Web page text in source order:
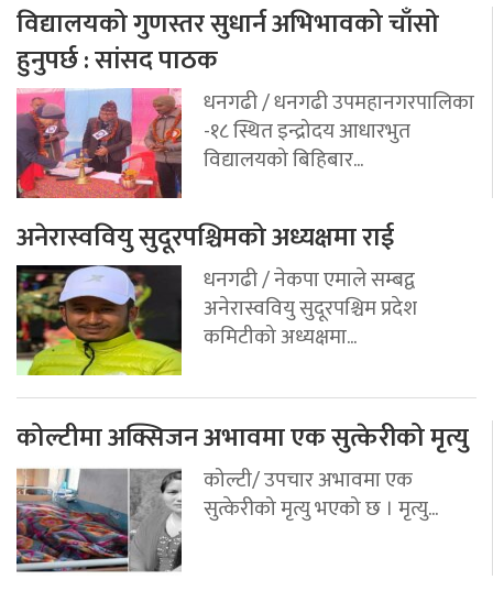
विद्यालयको गुणस्तर सुधार्न अभिभावको चाँसो
हुनुपर्छ : सांसद पाठक
धनगढी / धनगढी उपमहानगरपालिका
-१८ स्थित इन्द्रोदय आधारभुत
विद्यालयको बिहिबार...
अनेरास्ववियु सुदूरपश्चिमको अध्यक्षमा राई
धनगढी / नेकपा एमाले सम्बद्व
अनेरास्ववियु सुदूरपश्चिम प्रदेश
कमिटीको अध्यक्षमा...
कोल्टीमा अक्सिजन अभावमा एक सुत्केरीको मृत्यु
कोल्टी/ उपचार अभावमा एक
सुत्केरीको मृत्यु भएको छ । मृत्यु...